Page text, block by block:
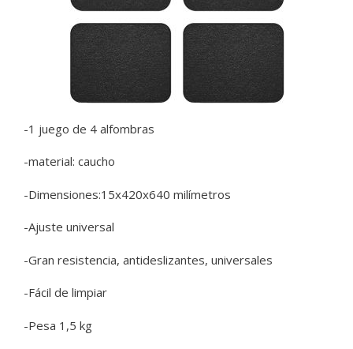
-1 juego de 4 alfombras
-material: caucho
-Dimensiones:15x420x640 milímetros
-Ajuste universal
-Gran resistencia, antideslizantes, universales
-Fácil de limpiar
-Pesa 1,5 kg